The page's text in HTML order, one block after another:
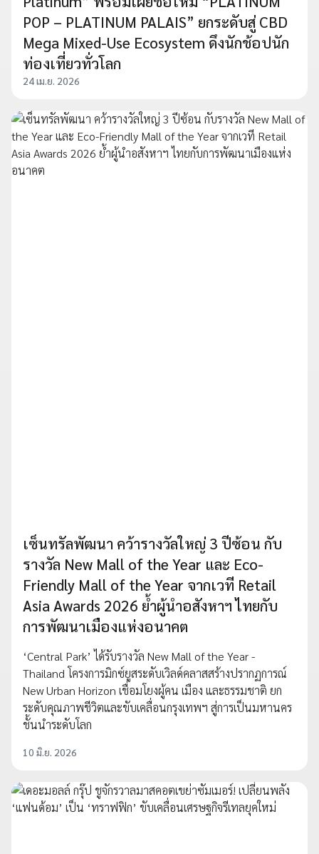
POP – PLATINUM PALAIS” ยกระดับสู่ CBD
Mega Mixed-Use Ecosystem ดึงนักช้อปนัก
ท่องเที่ยวทั่วโลก
24 เม.ย. 2026
เซ็นทรัลพัฒนา คว้ารางวัลใหญ่ 3 ปีซ้อน กับ
รางวัล New Mall of the Year และ Eco-
Friendly Mall of the Year จากเวที Retail
Asia Awards 2026 ย้ำผู้นำอสังหาฯ ไทยกับ
การพัฒนาเมืองแห่งอนาคต
‘Central Park’ ได้รับรางวัล New Mall of the Year -
Thailand โครงการมิกซ์ยูสระดับเวิลด์คลาสสร้างปรากฏการณ์
New Urban Horizon เชื่อมโยงผู้คน เมือง และธรรมชาติ ยก
ระดับคุณภาพชีวิตและขับเคลื่อนกรุงเทพฯ สู่การเป็นมหานคร
ชั้นนำระดับโลก
10 มิ.ย. 2026